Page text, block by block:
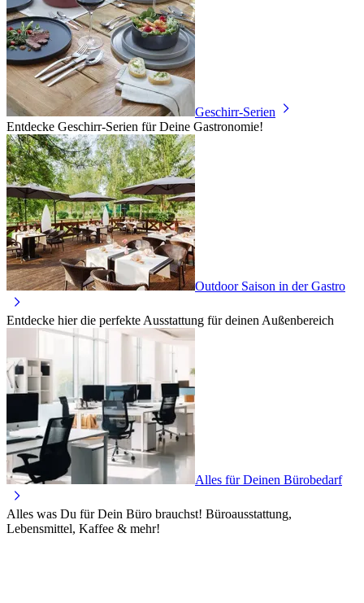
Geschirr-Serien
Entdecke Geschirr-Serien für Deine Gastronomie!
Outdoor Saison in der Gastro
Entdecke hier die perfekte Ausstattung für deinen Außenbereich
Alles für Deinen Bürobedarf
Alles was Du für Dein Büro brauchst! Büroausstattung,
Lebensmittel, Kaffee & mehr!